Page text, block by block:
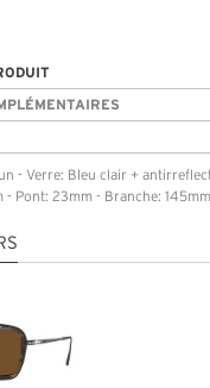
- Verre: Bleu clair +
- Pont: 23mm - Branche: 145mm